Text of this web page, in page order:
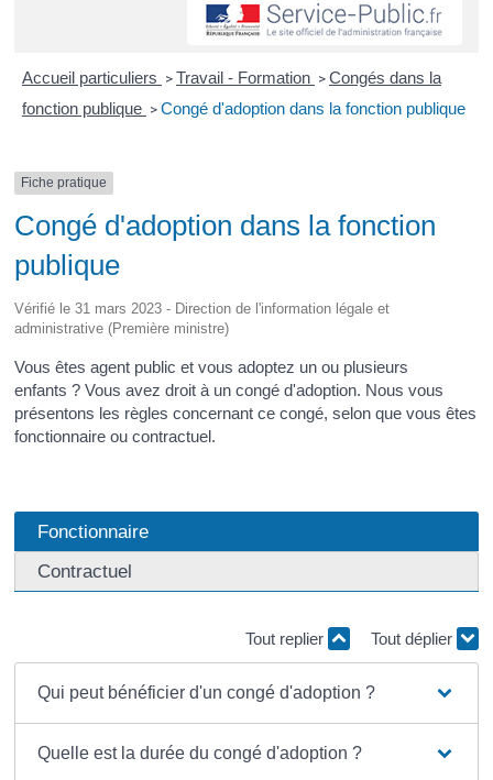
Accueil particuliers > Travail - Formation > Congés dans la
fonction publique > Congé d'adoption dans la fonction publique
Fiche pratique
Congé d'adoption dans la fonction
publique
Vérifié le 31 mars 2023 - Direction de l'information légale et
administrative (Première ministre)
Vous êtes agent public et vous adoptez un ou plusieurs
enfants ? Vous avez droit à un congé d'adoption. Nous vous
présentons les règles concernant ce congé, selon que vous êtes
fonctionnaire ou contractuel.
Fonctionnaire
Contractuel
Tout replier Tout déplier
Qui peut bénéficier d'un congé d'adoption ?
Quelle est la durée du congé d'adoption ?